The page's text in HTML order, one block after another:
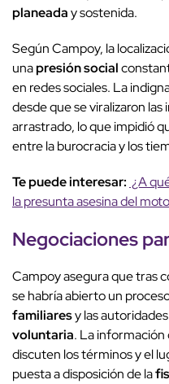
planeaday sostenida.
Según Campoy, la
unapresión social
en redes sociales. La
desde que se viralizaron
arrastrado, lo que impidió
entre la burocracia y los
Te puede interesar: ¿A
la presunta asesina del
Negociaciones
Campoy asegura que tras
se habría abierto un
familiaresy las
voluntaria. La información
discuten los términos y el
puesta a disposición de la